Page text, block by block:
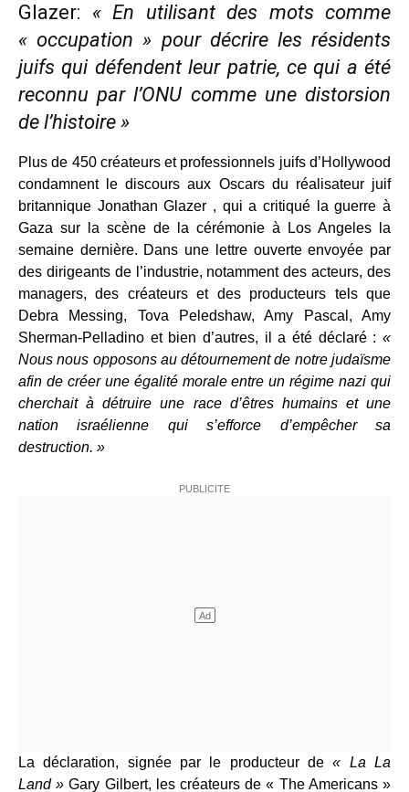
Glazer: « En utilisant des mots comme
« occupation » pour décrire les résidents
juifs qui défendent leur patrie, ce qui a été
reconnu par l’ONU comme une distorsion
de l’histoire »
Plus de 450 créateurs et professionnels juifs d’Hollywood
condamnent le discours aux Oscars du réalisateur juif
britannique Jonathan Glazer , qui a critiqué la guerre à
Gaza sur la scène de la cérémonie à Los Angeles la
semaine dernière. Dans une lettre ouverte envoyée par
des dirigeants de l’industrie, notamment des acteurs, des
managers, des créateurs et des producteurs tels que
Debra Messing, Tova Peledshaw, Amy Pascal, Amy
Sherman-Pelladino et bien d’autres, il a été déclaré : «
Nous nous opposons au détournement de notre judaïsme
afin de créer une égalité morale entre un régime nazi qui
cherchait à détruire une race d’êtres humains et une
nation israélienne qui s’efforce d’empêcher sa
destruction. »
La déclaration, signée par le producteur de« La La
Land » Gary Gilbert, les créateurs de « The Americans »